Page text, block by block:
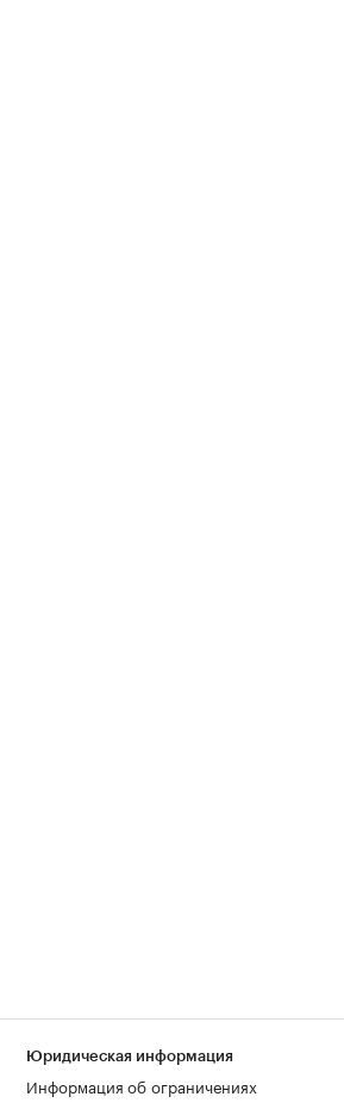
Юридическая информация
Информация об ограничениях